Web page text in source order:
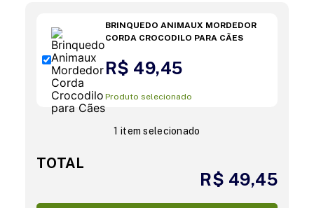
BRINQUEDO ANIMAUX MORDEDOR
CORDA CROCODILO PARA CÃES
R$ 49,45
Produto selecionado
1 item selecionado
TOTAL
R$ 49,45